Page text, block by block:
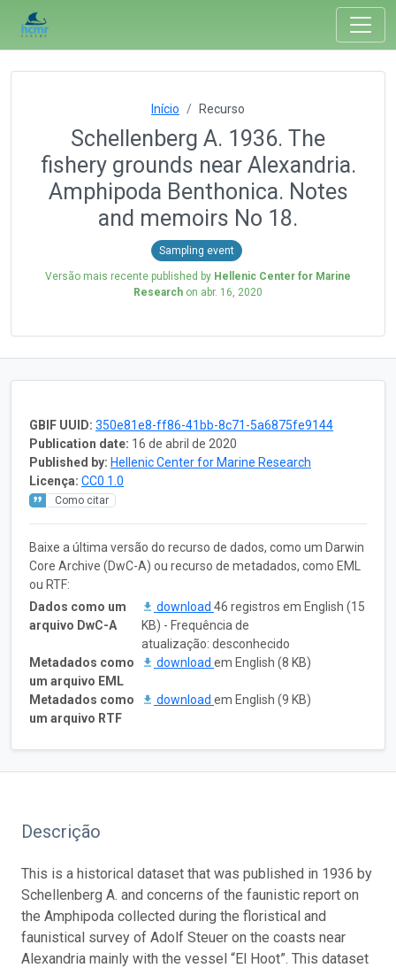
Início Recurso
Schellenberg A. 1936. The
fishery grounds near Alexandria.
Amphipoda Benthonica. Notes
and memoirs No 18.
Sampling event
Versão mais recente published by Hellenic Center for Marine
Research on abr. 16, 2020
GBIF UUID: 350e81e8-ff86-41bb-8c71-5a6875fe9144
Publication date: 16 de abril de 2020
Published by: Hellenic Center for Marine Research
Licença: CC0 1.0
Como citar
Baixe a última versão do recurso de dados, como um Darwin
Core Archive (DwC-A) ou recurso de metadados, como EML
ou RTF:
Dados como um
arquivo DwC-A
download 46 registros em English (15
KB) - Frequência de
atualização: desconhecido
Metadados como
um arquivo EML
download em English (8 KB)
Metadados como
um arquivo RTF
download em English (9 KB)
Descrição
This is a historical dataset that was published in 1936 by
Schellenberg A. and concerns of the faunistic report on
the Amphipoda collected during the floristical and
faunistical survey of Adolf Steuer on the coasts near
Alexandria mainly with the vessel “El Hoot”. This dataset